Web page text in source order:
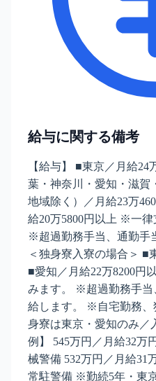
給与に関する備考
【給与】 ■東京／月給
葉・神奈川・愛知・滋賀
地域除く）／月給23万
給20万5800円以上 ※一律
※超過勤務手当、通勤手
＜独身寮入寮の場合＞ ■
■愛知／月給22万8200円
みます。 ※超過勤務手当
給します。 ※自宅勤務、
身寮は東京・愛知のみ／
例】 545万円／月給32万
械警備 532万円／月給31
常駐警備 ※勤続5年・東